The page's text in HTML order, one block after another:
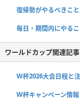
復帰勢がやるべきこ
毎日・期間内にやる
ワールドカップ関連記事
W杯2026大会日程と
W杯キャンペーン情